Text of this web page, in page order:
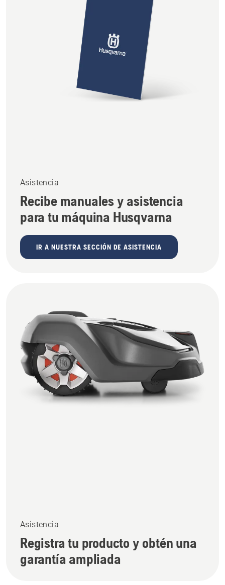
Asistencia
Recibe manuales y asistencia
para tu máquina Husqvarna
IR A NUESTRA SECCIÓN DE ASISTENCIA
Asistencia
Registra tu producto y obtén una
garantía ampliada